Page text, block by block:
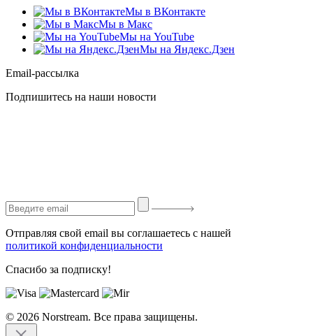
Мы в ВКонтакте
Мы в Макс
Мы на YouTube
Мы на Яндекс.Дзен
Email-рассылка
Подпишитесь на наши новости
Отправляя свой email вы соглашаетесь с нашей
политикой конфиденциальности
Спасибо за подписку!
© 2026 Norstream. Все права защищены.